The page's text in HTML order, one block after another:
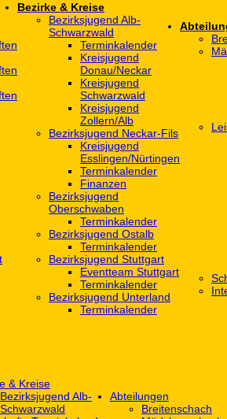
Bezirke & Kreise
Bezirksjugend Alb-
Schwarzwald
Terminkalender
Kreisjugend
Donau/Neckar
Kreisjugend
Schwarzwald
Kreisjugend
Zollern/Alb
Bezirksjugend Neckar-Fils
Kreisjugend
‎Esslingen/Nürtingen
Terminkalender
Finanzen
Bezirksjugend
Oberschwaben
Terminkalender
Bezirksjugend Ostalb
Terminkalender
Bezirksjugend Stuttgart
‎Eventteam Stuttgart
Terminkalender
Bezirksjugend Unterland
Terminkalender
& Kreise
Bezirksjugend Alb-
Schwarzwald
Abteilungen
Breitenschach